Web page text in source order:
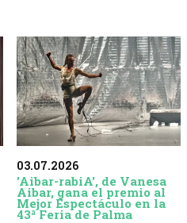
03.07.2026
'Aibar-rabiA', de Vanesa
Aibar, gana el premio al
Mejor Espectáculo en la
43ª Feria de Palma